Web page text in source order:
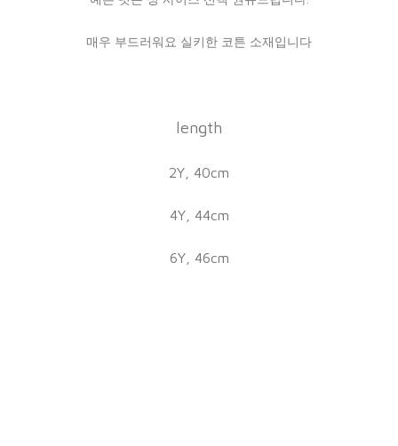
매우 부드러워요 실키한 코튼 소재입니다
length
2Y, 40cm
4Y, 44cm
6Y, 46cm